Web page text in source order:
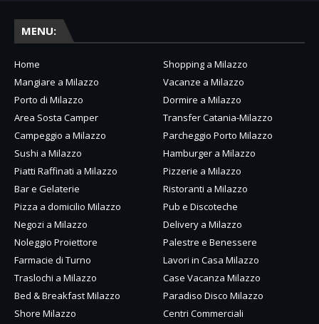
MENU:
Home
Shopping a Milazzo
Mangiare a Milazzo
Vacanze a Milazzo
Porto di Milazzo
Dormire a Milazzo
Area Sosta Camper
Transfer Catania-Milazzo
Campeggio a Milazzo
Parcheggio Porto Milazzo
Sushi a Milazzo
Hamburger a Milazzo
Piatti Raffinati a Milazzo
Pizzerie a Milazzo
Bar e Gelaterie
Ristoranti a Milazzo
Pizza a domicilio Milazzo
Pub e Discoteche
Negozi a Milazzo
Delivery a Milazzo
Noleggio Proiettore
Palestre e Benessere
Farmacie di Turno
Lavori in Casa Milazzo
Traslochi a Milazzo
Case Vacanza Milazzo
Bed & Breakfast Milazzo
Paradiso Disco Milazzo
Shore Milazzo
Centri Commerciali